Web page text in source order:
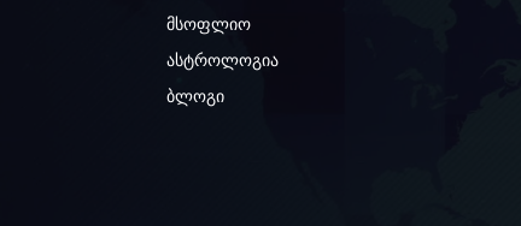
მსოფლიო
ასტროლოგია
ბლოგი